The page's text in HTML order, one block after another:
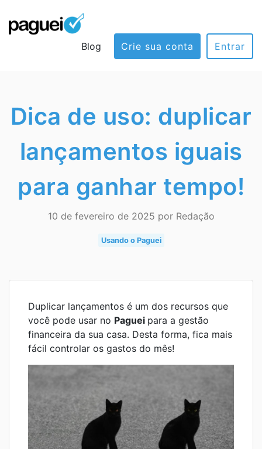
Blog Crie sua conta Entrar
Dica de uso: duplicar
lançamentos iguais
para ganhar tempo!
10 de fevereiro de 2025 por Redação
Usando o Paguei
Duplicar lançamentos é um dos recursos que
você pode usar no Paguei para a gestão
financeira da sua casa. Desta forma, fica mais
fácil controlar os gastos do mês!